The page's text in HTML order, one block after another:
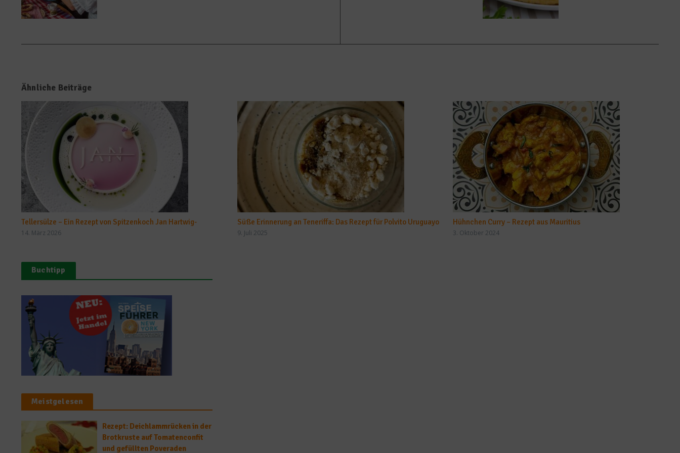
Ähnliche Beiträge
Tellersülze – Ein Rezept von Spitzenkoch Jan Hartwig-
14. März 2026
Süße Erinnerung an Teneriffa: Das Rezept für Polvito Uruguayo
9. Juli 2025
Hühnchen Curry – Rezept aus Mauritius
3. Oktober 2024
Buchtipp
Meistgelesen
Rezept: Deichlammrücken in der
Brotkruste auf Tomatenconfit
und gefüllten Poveraden